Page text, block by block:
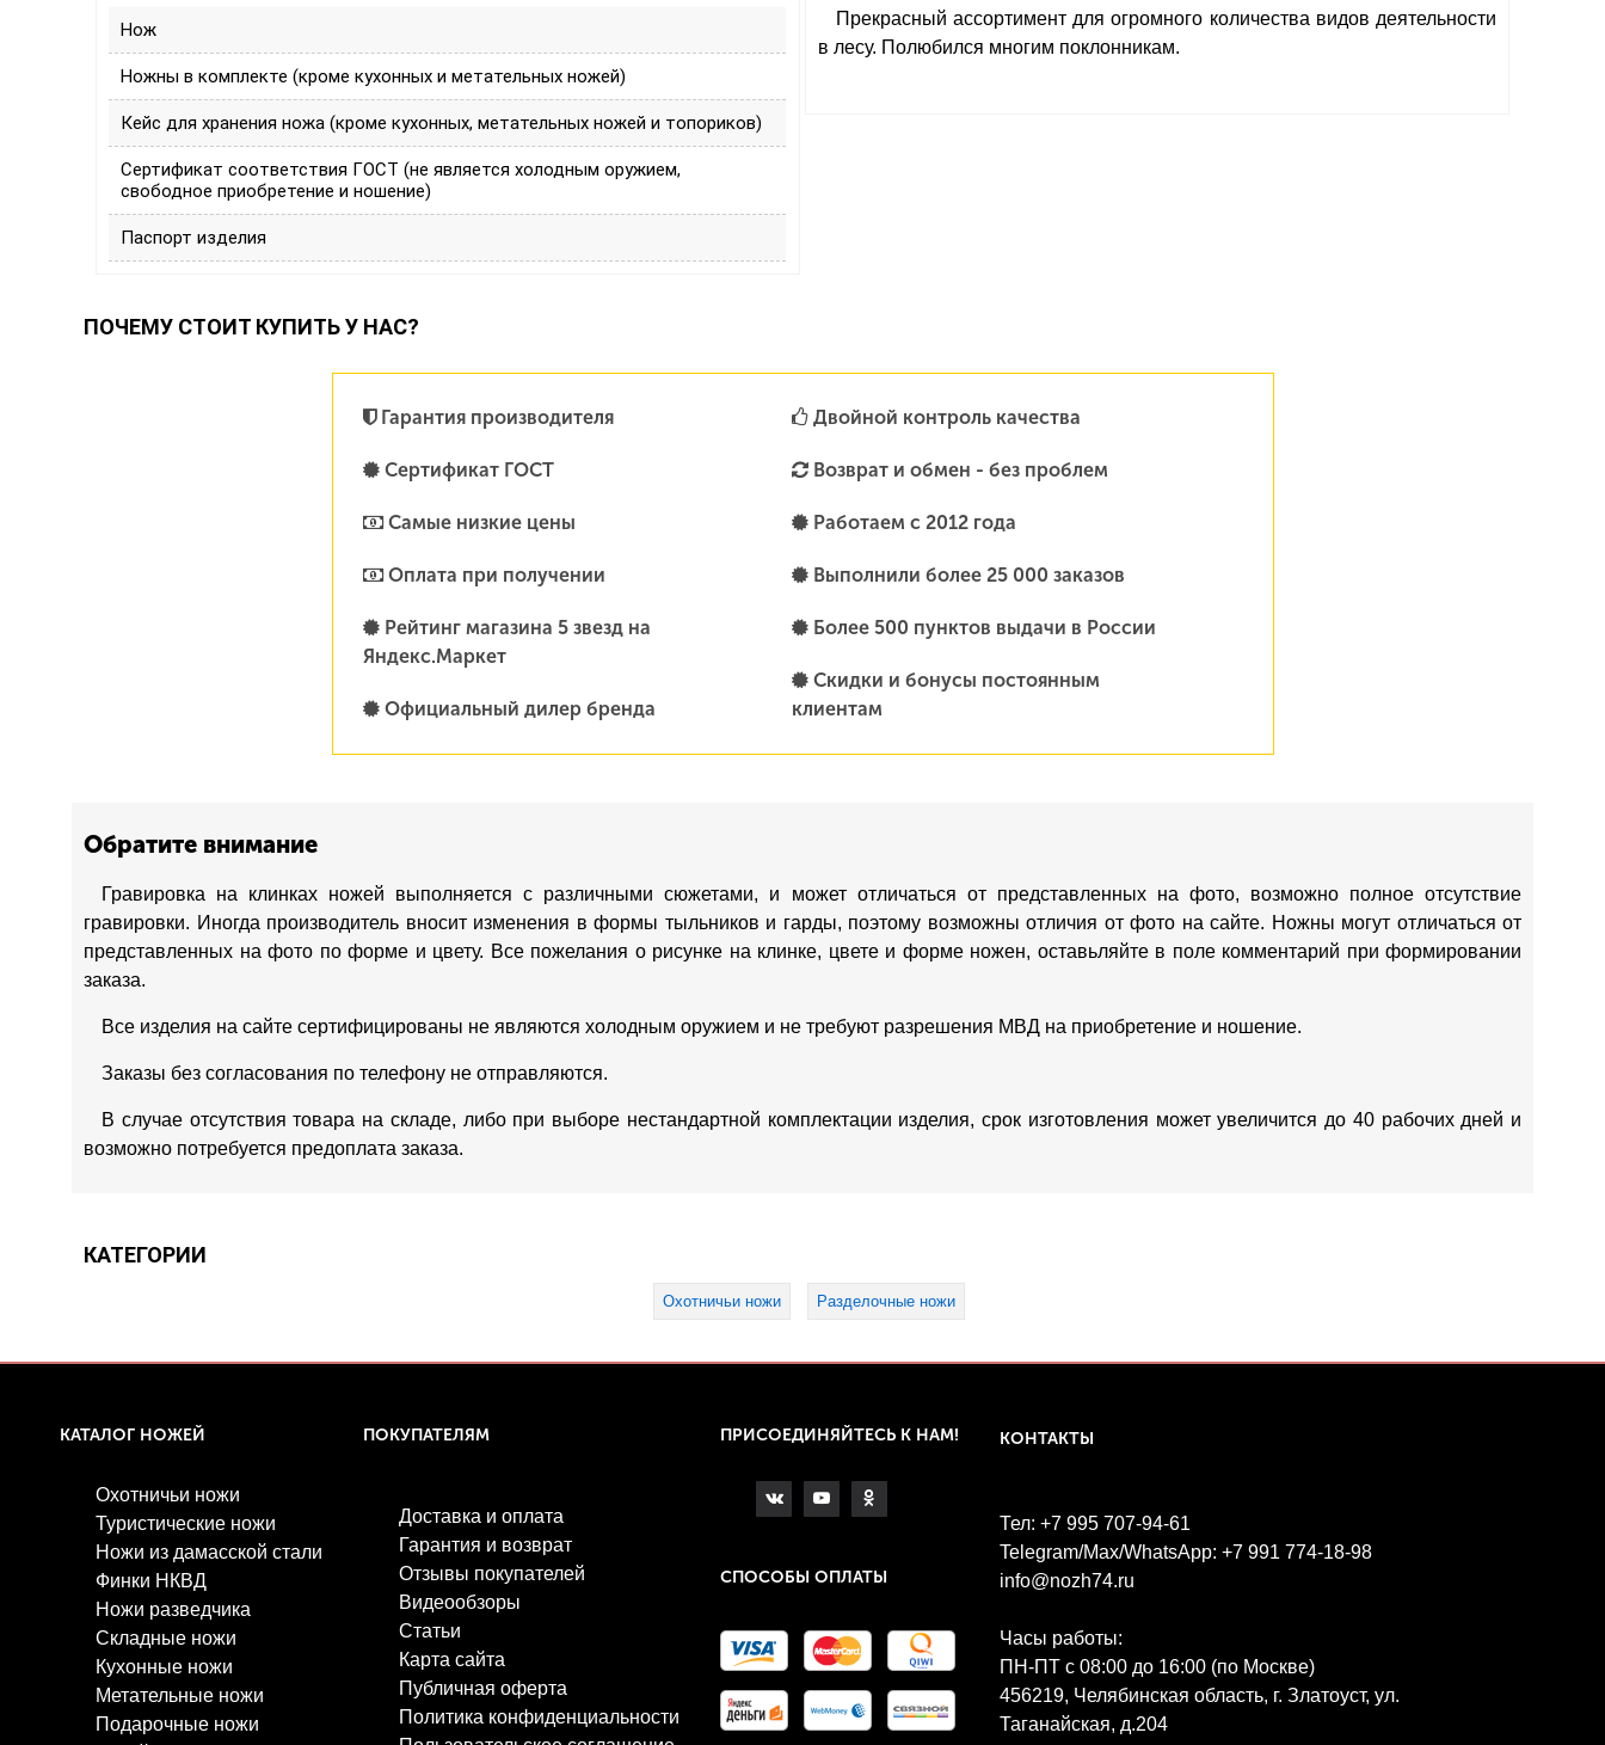
Нож
Ножны в комплекте (кроме кухонных и метательных ножей)
Кейс для хранения ножа (кроме кухонных, метательных ножей и топориков)
Сертификат соответствия ГОСТ (не является холодным оружием,
свободное приобретение и ношение)
Паспорт изделия
Прекрасный ассортимент для огромного количества видов деятельности
в лесу. Полюбился многим поклонникам.
ПОЧЕМУ СТОИТ КУПИТЬ У НАС?
Гарантия производителя
Сертификат ГОСТ
Самые низкие цены
Оплата при получении
Рейтинг магазина 5 звезд на
Яндекс.Маркет
Официальный дилер бренда
Двойной контроль качества
Возврат и обмен - без проблем
Работаем с 2012 года
Выполнили более 25 000 заказов
Более 500 пунктов выдачи в России
Скидки и бонусы постоянным
клиентам
Обратите внимание
Гравировка на клинках ножей выполняется с различными сюжетами, и может отличаться от представленных на фото, возможно полное отсутствие
гравировки. Иногда производитель вносит изменения в формы тыльников и гарды, поэтому возможны отличия от фото на сайте. Ножны могут отличаться от
представленных на фото по форме и цвету. Все пожелания о рисунке на клинке, цвете и форме ножен, оставьляйте в поле комментарий при формировании
заказа.
Все изделия на сайте сертифицированы не являются холодным оружием и не требуют разрешения МВД на приобретение и ношение.
Заказы без согласования по телефону не отправляются.
В случае отсутствия товара на складе, либо при выборе нестандартной комплектации изделия, срок изготовления может увеличится до 40 рабочих дней и
возможно потребуется предоплата заказа.
КАТЕГОРИИ
Охотничьи ножи Разделочные ножи
КАТАЛОГ НОЖЕЙ
Охотничьи ножи
Туристические ножи
Ножи из дамасской стали
Финки НКВД
Ножи разведчика
Складные ножи
Кухонные ножи
Метательные ножи
Подарочные ножи
ПОКУПАТЕЛЯМ
Доставка и оплата
Гарантия и возврат
Отзывы покупателей
Видеообзоры
Статьи
Карта сайта
Публичная оферта
Политика конфиденциальности
ПРИСОЕДИНЯЙТЕСЬ К НАМ!
СПОСОБЫ ОПЛАТЫ
КОНТАКТЫ
Тел: +7 995 707-94-61
Telegram/Max/WhatsApp: +7 991 774-18-98
info@nozh74.ru
Часы работы:
ПН-ПТ с 08:00 до 16:00 (по Москве)
456219, Челябинская область, г. Златоуст, ул.
Таганайская, д.204